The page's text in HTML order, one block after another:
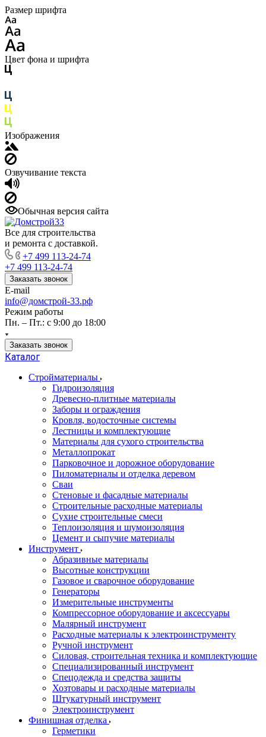
Размер шрифта
Цвет фона и шрифта
Изображения
Озвучивание текста
Обычная версия сайта
Все для строительства
и ремонта с доставкой.
+7 499 113-24-74
+7 499 113-24-74
Заказать звонок
E-mail
info@домстрой-33.рф
Режим работы
Пн. – Пт.: с 9:00 до 18:00
Заказать звонок
Каталог
Стройматериалы
Гидроизоляция
Древесно-плитные материалы
Заборы и ограждения
Кровля, водосточные системы
Лестницы и комплектующие
Материалы для сухого строительства
Металлопрокат
Парковочное и дорожное оборудование
Пиломатериалы и отделка деревом
Сваи
Стеновые и фасадные материалы
Строительные расходные материалы
Сухие строительные смеси
Теплоизоляция и шумоизоляция
Цемент и сыпучие материалы
Инструмент
Абразивные материалы
Высотные конструкции
Газовое и сварочное оборудование
Генераторы
Измерительные инструменты
Компрессорное оборудование и аксессуары
Малярный инструмент
Расходные материалы к электроинструменту
Ручной инструмент
Силовая, строительная техника и комплектующие
Специализированный инструмент
Спецодежда и средства защиты
Хозтовары и расходные материалы
Штукатурный инструмент
Электроинструмент
Финишная отделка
Герметики